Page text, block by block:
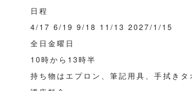
日程
4/17 6/19 9/18 11/13 2027/1/15
全日金曜日
10時から13時半
持ち物はエプロン、筆記用具、手拭きタ